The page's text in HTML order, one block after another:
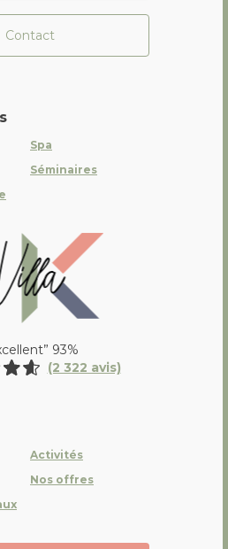
Contact
Spa
Séminaires
La Villa K Hôtel Spa Restaurant
93%
(2 322 avis)
Activités
Nos offres